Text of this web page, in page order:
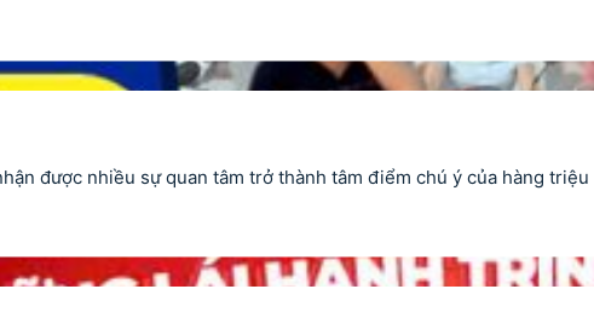
được nhiều sự quan tâm trở thành tâm điểm chú ý của hàng